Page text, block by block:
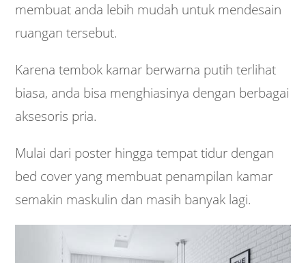
membuat anda lebih mudah untuk mendesain
ruangan tersebut.
Karena tembok kamar berwarna putih terlihat
biasa, anda bisa menghiasinya dengan berbagai
aksesoris pria.
Mulai dari poster hingga tempat tidur dengan
bed cover yang membuat penampilan kamar
semakin maskulin dan masih banyak lagi.